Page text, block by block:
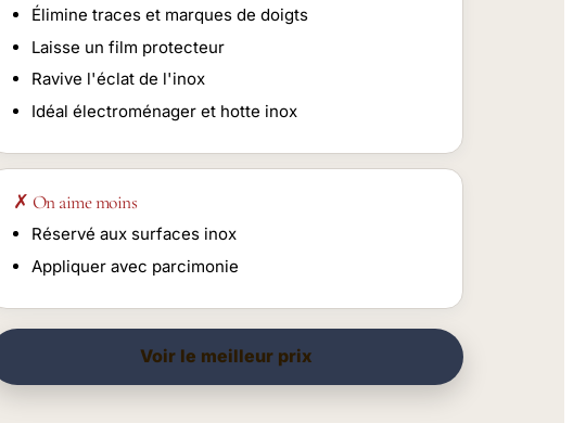
Élimine traces et marques de doigts
Laisse un film protecteur
Ravive l'éclat de l'inox
Idéal électroménager et hotte inox
✗ On aime moins
Réservé aux surfaces inox
Appliquer avec parcimonie
Voir le meilleur prix